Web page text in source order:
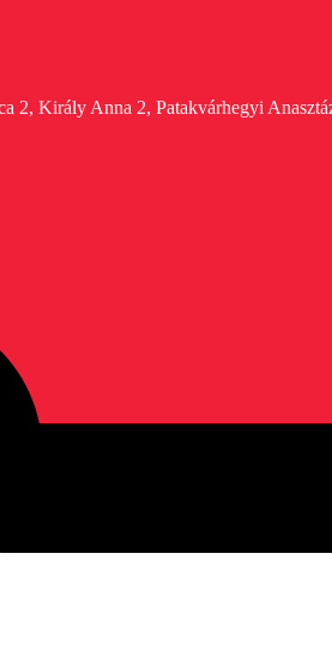
Király Anna 2, Patakvárhegyi